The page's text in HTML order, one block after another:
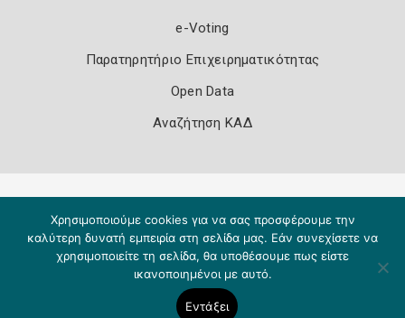
e-Voting
Παρατηρητήριο Επιχειρηματικότητας
Open Data
Αναζήτηση ΚΑΔ
Χρησιμοποιούμε cookies για να σας προσφέρουμε την
καλύτερη δυνατή εμπειρία στη σελίδα μας. Εάν συνεχίσετε να
χρησιμοποιείτε τη σελίδα, θα υποθέσουμε πως είστε
ικανοποιημένοι με αυτό.
Εντάξει
Copyright 2026 Knowledge A.E.